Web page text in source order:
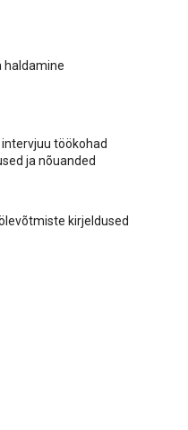
haldamine
töökohad
ja nõuanded
kirjeldused